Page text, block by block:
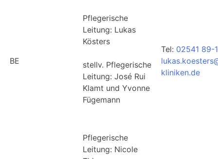
BE
Pflegerische
Leitung: Lukas
Kösters
stellv. Pflegerische
Leitung: José Rui
Klamt und Yvonne
Fügemann
Tel: 02541 89-
kliniken.de
Pflegerische
Leitung: Nicole